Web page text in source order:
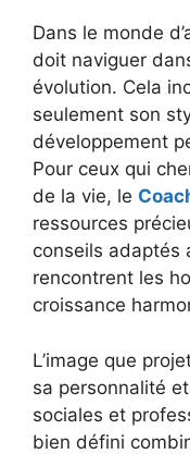
Dans le monde
doit naviguer
évolution. Cela
seulement son
développement
Pour ceux qui
de la vie, le
ressources
conseils adaptés
rencontrent les
croissance
L’image que
sa personnalité
sociales et
bien défini